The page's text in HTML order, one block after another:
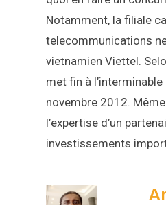
Notamment, la filiale
telecommunications
vietnamien Viettel.
met fin à
novembre 2012.
l’expertise d’un
investissements